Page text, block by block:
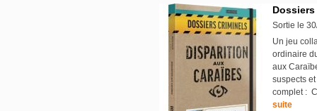
Sortie le
Un jeu
ordinaire
aux
suspects
complet :
suite